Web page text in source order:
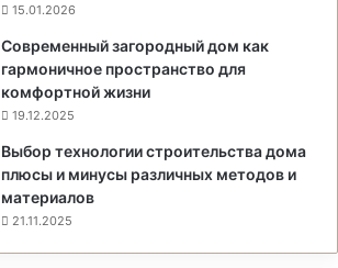
15.01.2026
Современный загородный дом как
гармоничное пространство для
комфортной жизни
19.12.2025
Выбор технологии строительства дома
плюсы и минусы различных методов и
материалов
21.11.2025